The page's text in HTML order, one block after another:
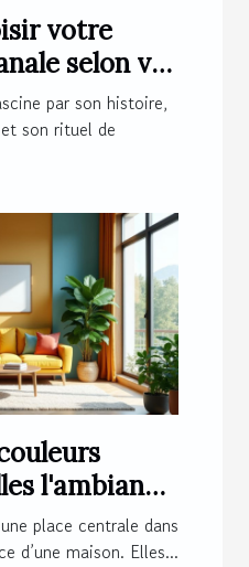
votre
selon vos
par son histoire,
son rituel de
l'ambiance
?place centrale dans
d’une maison. Elles...